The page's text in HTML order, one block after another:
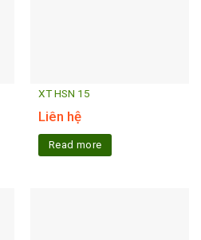
XT HSN 15
Liên hệ
Read more